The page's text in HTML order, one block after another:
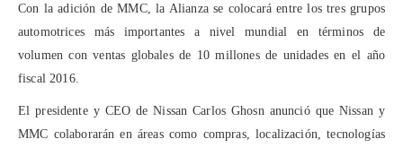
Con la adición de MMC, la Alianza se colocará entre los tres grupos
automotrices más importantes a nivel mundial en términos de
volumen con ventas globales de 10 millones de unidades en el año
fiscal 2016.
El presidente y CEO de Nissan Carlos Ghosn anunció que Nissan y
MMC colaborarán en áreas como compras, localización, tecnologías